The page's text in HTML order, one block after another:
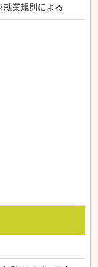
業規則による